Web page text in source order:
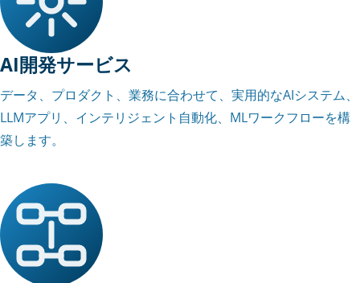
AI開発サービス
データ、プロダクト、業務に合わせて、実用的なAIシステム、
LLMアプリ、インテリジェント自動化、MLワークフローを構
築します。